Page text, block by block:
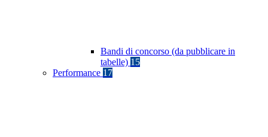
Bandi di concorso (da pubblicare in
tabelle) 15
Performance 17